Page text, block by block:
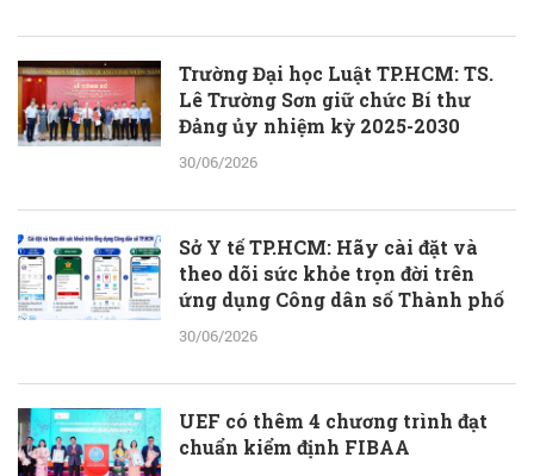
Trường Đại học Luật TP.HCM: TS.
Lê Trường Sơn giữ chức Bí thư
Đảng ủy nhiệm kỳ 2025-2030
30/06/2026
Sở Y tế TP.HCM: Hãy cài đặt và
theo dõi sức khỏe trọn đời trên
ứng dụng Công dân số Thành phố
30/06/2026
UEF có thêm 4 chương trình đạt
chuẩn kiểm định FIBAA